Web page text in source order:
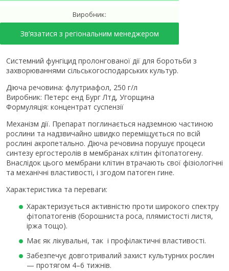
Виробник:
Зв’язатися з регіональним менеджером
Системний фунгіцид пролонгованої дії для боротьби з
захворюваннями сільськогосподарських культур.
Діюча речовина: флутриафол, 250 г/л
Виробник: Петерс енд Бург Лтд, Угорщина
Формуляція: концентрат суспензії
Механізм дії. Препарат поглинається надземною частиною
рослини та надзвичайно швидко переміщується по всій
рослині акропетально. Діюча речовина порушує процеси
синтезу ергостеролів в мембранах клітин фітопатогену.
Внаслідок цього мембрани клітин втрачають свої фізіологічні
та механічні властивості, і згодом патоген гине.
Характеристика та переваги:
Характеризується активністю проти широкого спектру
фітопатогенів (борошниста роса, плямистості листя,
іржа тощо).
Має як лікувальні, так і профілактичні властивості.
Забезпечує довготривалий захист культурних рослин
— протягом 4–6 тижнів.